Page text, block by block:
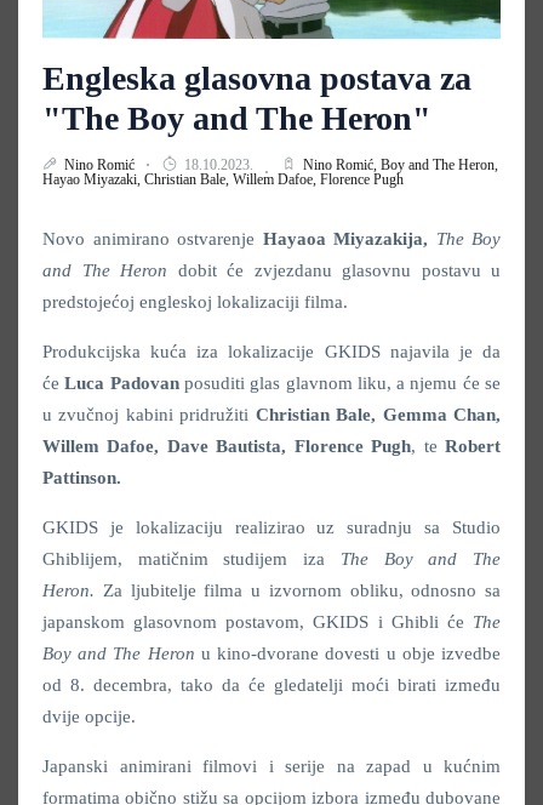
Engleska glasovna postava za
"The Boy and The Heron"
Nino Romić 18.10.2023. Nino Romić, Boy and The Heron,
Hayao Miyazaki, Christian Bale, Willem Dafoe, Florence Pugh
Novo animirano ostvarenje Hayaoa Miyazakija, The Boy
and The Heron dobit će zvjezdanu glasovnu postavu u
predstojećoj engleskoj lokalizaciji filma.
Produkcijska kuća iza lokalizacije GKIDS najavila je da
ćeLuca Padovan posuditi glas glavnom liku, a njemu će se
u zvučnoj kabini pridružiti Christian Bale, Gemma Chan,
Willem Dafoe, Dave Bautista, Florence Pugh, teRobert
Pattinson.
GKIDS je lokalizaciju realizirao uz suradnju sa Studio
Ghiblijem, matičnim studijem iza The Boy and The
Heron. Za ljubitelje filma u izvornom obliku, odnosno sa
japanskom glasovnom postavom, GKIDS i Ghibli će The
Boy and The Heron u kino-dvorane dovesti u obje izvedbe
od 8. decembra, tako da će gledatelji moći birati između
dvije opcije.
Japanski animirani filmovi i serije na zapad u kućnim
formatima obično stižu sa opcijom izbora između dubovane